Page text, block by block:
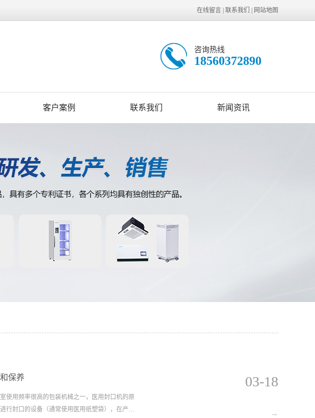
在线留言 联系我们 网站地图
咨询热线
18560372890
客户案例 联系我们 新闻资讯
保养
使用频率很高的包装机械之一，医用封口机的原
行封口的设备（通常使用医用纸塑袋），在产品
03-18
→